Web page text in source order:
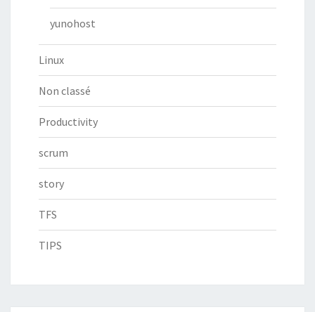
yunohost
Linux
Non classé
Productivity
scrum
story
TFS
TIPS